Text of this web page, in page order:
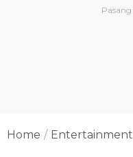
Home Entertainment